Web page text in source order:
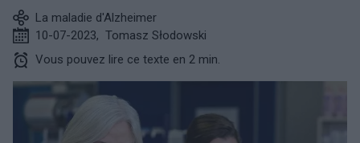
La maladie d'Alzheimer
10-07-2023, Tomasz Słodowski
Vous pouvez lire ce texte en 2 min.